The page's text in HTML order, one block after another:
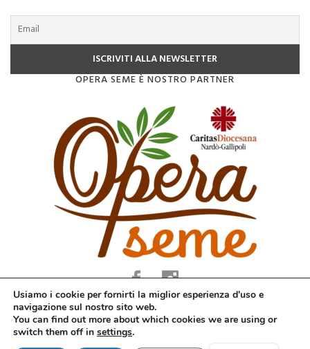
OPERA SEME È NOSTRO PARTNER
COPYRIGHT © 2023. ALL RIGHTS ARE RESERVED. WEBSITE DEVELOPED
BY EDV WEB AGENCY INT. TRAVELBIZ THEME BY
PRIVACY POLICY COOKIE POLICY
Usiamo i cookie per fornirti la miglior esperienza d'uso e
navigazione sul nostro sito web.
You can find out more about which cookies we are using or
switch them off in settings.